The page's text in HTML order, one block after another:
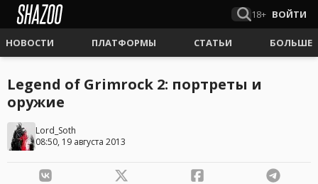
18+ ВОЙТИ
НОВОСТИ ПЛАТФОРМЫ СТАТЬИ БОЛЬШЕ
Legend of Grimrock 2: портреты и
оружие
Lord_Soth
08:50, 19 августа 2013